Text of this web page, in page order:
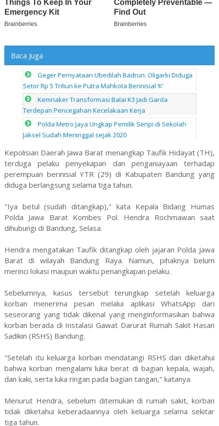
Baca Juga
Geger Pernyataan Ubedilah Badrun: Oligarki Diduga
Setor Rp 5 Triliun ke Putra Mahkota Berinisial ‘K’
Kemnaker Transformasi Balai K3 Jadi Garda
Terdepan Pencegahan Kecelakaan Kerja
Polda Metro Jaya Ungkap Pemilik Senpi di Sekolah
Jaksel Sudah Meninggal sejak 2020
Kepolisian Daerah Jawa Barat menangkap Taufik Hidayat (TH),
terduga pelaku penyekapan dan penganiayaan terhadap
perempuan berinisial YTR (29) di Kabupaten Bandung yang
diduga berlangsung selama tiga tahun.
"Iya betul (sudah ditangkap)," kata Kepala Bidang Humas
Polda Jawa Barat Kombes Pol. Hendra Rochmawan saat
dihubungi di Bandung, Selasa.
Hendra mengatakan Taufik ditangkap oleh jajaran Polda Jawa
Barat di wilayah Bandung Raya. Namun, pihaknya belum
merinci lokasi maupun waktu penangkapan pelaku.
Sebelumnya, kasus tersebut terungkap setelah keluarga
korban menerima pesan melalui aplikasi WhatsApp dari
seseorang yang tidak dikenal yang menginformasikan bahwa
korban berada di Instalasi Gawat Darurat Rumah Sakit Hasan
Sadikin (RSHS) Bandung.
"Setelah itu keluarga korban mendatangi RSHS dan diketahui
bahwa korban mengalami luka berat di bagian kepala, wajah,
dan kaki, serta luka ringan pada bagian tangan," katanya.
Menurut Hendra, sebelum ditemukan di rumah sakit, korban
tidak diketahui keberadaannya oleh keluarga selama sekitar
tiga tahun.